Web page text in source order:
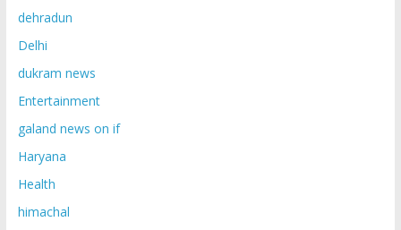
dehradun
Delhi
dukram news
Entertainment
galand news on if
Haryana
Health
himachal